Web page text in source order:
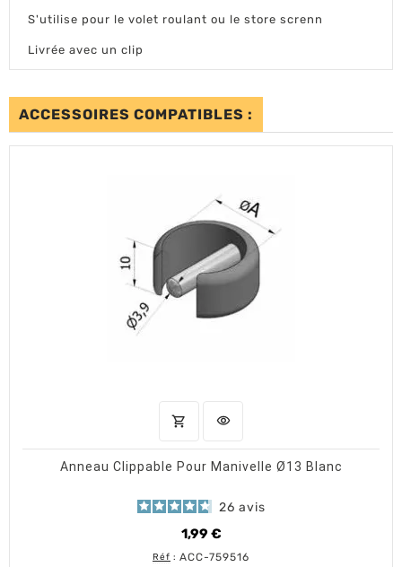
S'utilise pour le volet roulant ou le store screnn
Livrée avec un clip
ACCESSOIRES COMPATIBLES :
shopping_cart AJOUTER AU PANIER
visibility
Anneau Clippable Pour Manivelle Ø13 Blanc
26 avis
1,99 €
Prix
Réf : ACC-759516